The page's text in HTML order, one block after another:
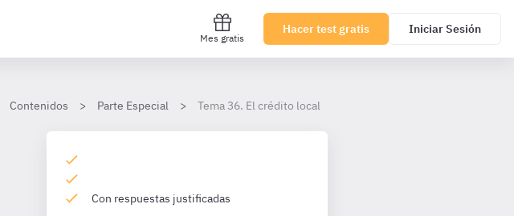
Mes gratis
Hacer test gratis Iniciar Sesión
Contenidos Parte Especial Tema 36. El crédito local
Con respuestas justificadas